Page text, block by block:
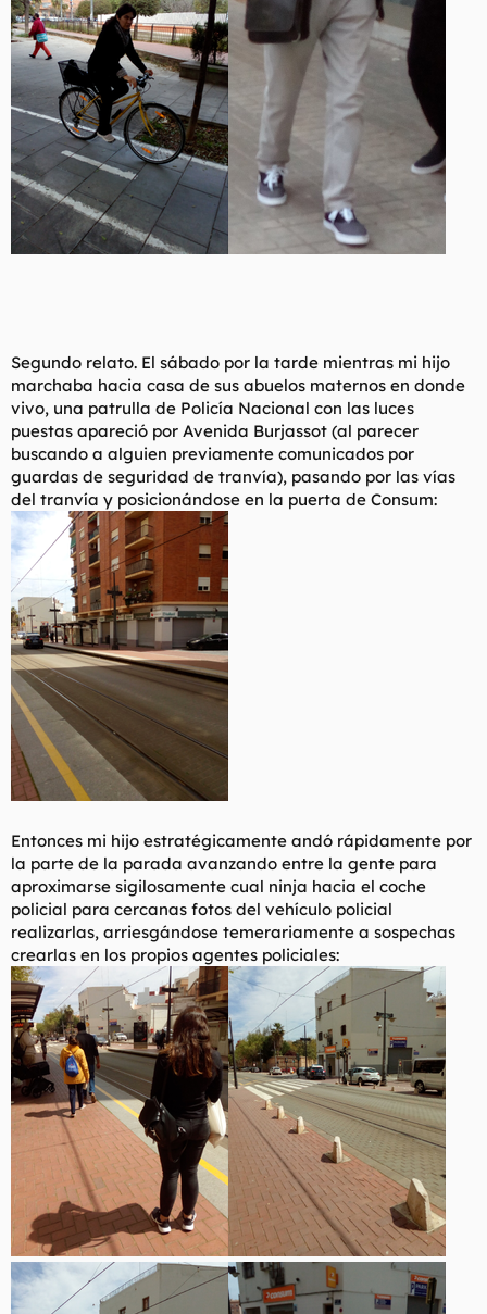
Segundo relato. El sábado por la tarde mientras mi hijo
marchaba hacia casa de sus abuelos maternos en donde
vivo, una patrulla de Policía Nacional con las luces
puestas apareció por Avenida Burjassot (al parecer
buscando a alguien previamente comunicados por
guardas de seguridad de tranvía), pasando por las vías
del tranvía y posicionándose en la puerta de Consum:
Entonces mi hijo estratégicamente andó rápidamente por
la parte de la parada avanzando entre la gente para
aproximarse sigilosamente cual ninja hacia el coche
policial para cercanas fotos del vehículo policial
realizarlas, arriesgándose temerariamente a sospechas
crearlas en los propios agentes policiales: